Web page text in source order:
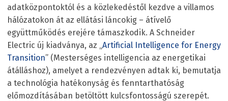
adatközpontoktól és a közlekedéstől kezdve a villamos
hálózatokon át az ellátási láncokig – átívelő
együttműködés erejére támaszkodik. A Schneider
Electric új kiadványa, az „ Artificial Intelligence for Energy
Transition” (Mesterséges intelligencia az energetikai
átálláshoz), amelyet a rendezvényen adtak ki, bemutatja
a technológia hatékonyság és fenntarthatóság
előmozdításában betöltött kulcsfontosságú szerepét.